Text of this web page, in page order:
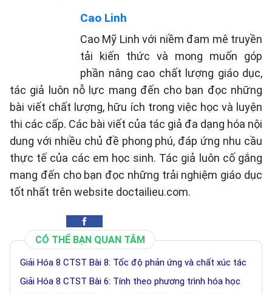
Cao Linh
Cao Mỹ Linh với niềm đam mê truyền
tải kiến thức và mong muốn góp
phần nâng cao chất lượng giáo dục,
tác giả luôn nỗ lực mang đến cho bạn đọc những
bài viết chất lượng, hữu ích trong việc học và luyện
thi các cấp. Các bài viết của tác giả đa dạng hóa nội
dung với nhiều chủ đề phong phú, đáp ứng nhu cầu
thực tế của các em học sinh. Tác giả luôn cố gắng
mang đến cho bạn đọc những trải nghiệm giáo dục
tốt nhất trên website doctailieu.com.
CÓ THỂ BẠN QUAN TÂM
Giải Hóa 8 CTST Bài 8: Tốc độ phản ứng và chất xúc tác
Giải Hóa 8 CTST Bài 6: Tính theo phương trình hóa học